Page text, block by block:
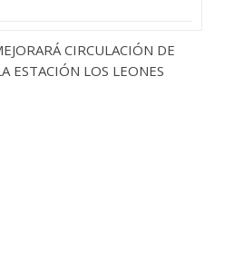
CIRCULACIÓN DE
ESTACIÓN LOS LEONES